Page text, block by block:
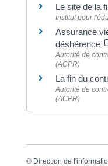
Le site de la
Institut pour
Assurance
déshérence
Autorité de
(ACPR)
La fin du
Autorité de
(ACPR)
© Direction de